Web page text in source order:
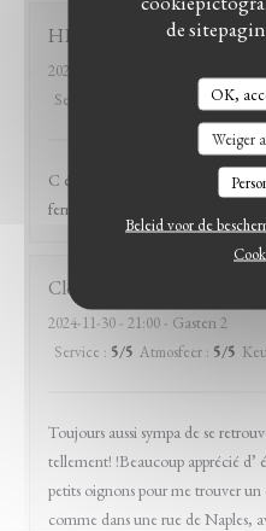
de
OK,
Weiger
Beleid voor de
HENON
2025-01-14
Service
5/5
C était fermé , vous proposez des
fermés
Clemence
2024-11-30 - 21:00 - Gasten 2
Service : 5/5 Atmosfeer : 5/5
Toujours aussi sympa de se
tellement! !Beaucoup apprécié d’
petits oignons pour me trouver un
comme dans une rue de Naples,